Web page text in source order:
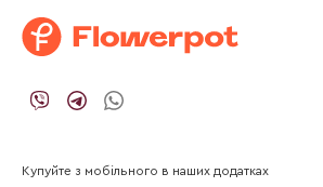
Купуйте з мобільного в наших додатках